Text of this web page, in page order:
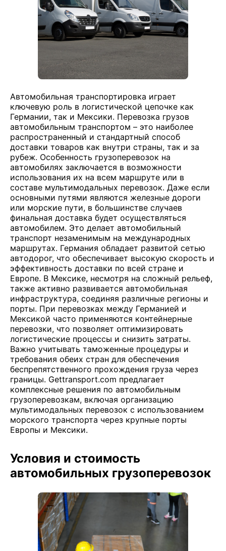
Автомобильная транспортировка играет
ключевую роль в логистической цепочке как
Германии, так и Мексики. Перевозка грузов
автомобильным транспортом – это наиболее
распространенный и стандартный способ
доставки товаров как внутри страны, так и за
рубеж. Особенность грузоперевозок на
автомобилях заключается в возможности
использования их на всем маршруте или в
составе мультимодальных перевозок. Даже если
основными путями являются железные дороги
или морские пути, в большинстве случаев
финальная доставка будет осуществляться
автомобилем. Это делает автомобильный
транспорт незаменимым на международных
маршрутах. Германия обладает развитой сетью
автодорог, что обеспечивает высокую скорость и
эффективность доставки по всей стране и
Европе. В Мексике, несмотря на сложный рельеф,
также активно развивается автомобильная
инфраструктура, соединяя различные регионы и
порты. При перевозках между Германией и
Мексикой часто применяются контейнерные
перевозки, что позволяет оптимизировать
логистические процессы и снизить затраты.
Важно учитывать таможенные процедуры и
требования обеих стран для обеспечения
беспрепятственного прохождения груза через
границы. Gettransport.com предлагает
комплексные решения по автомобильным
грузоперевозкам, включая организацию
мультимодальных перевозок с использованием
морского транспорта через крупные порты
Европы и Мексики.
Условия и стоимость
автомобильных грузоперевозок